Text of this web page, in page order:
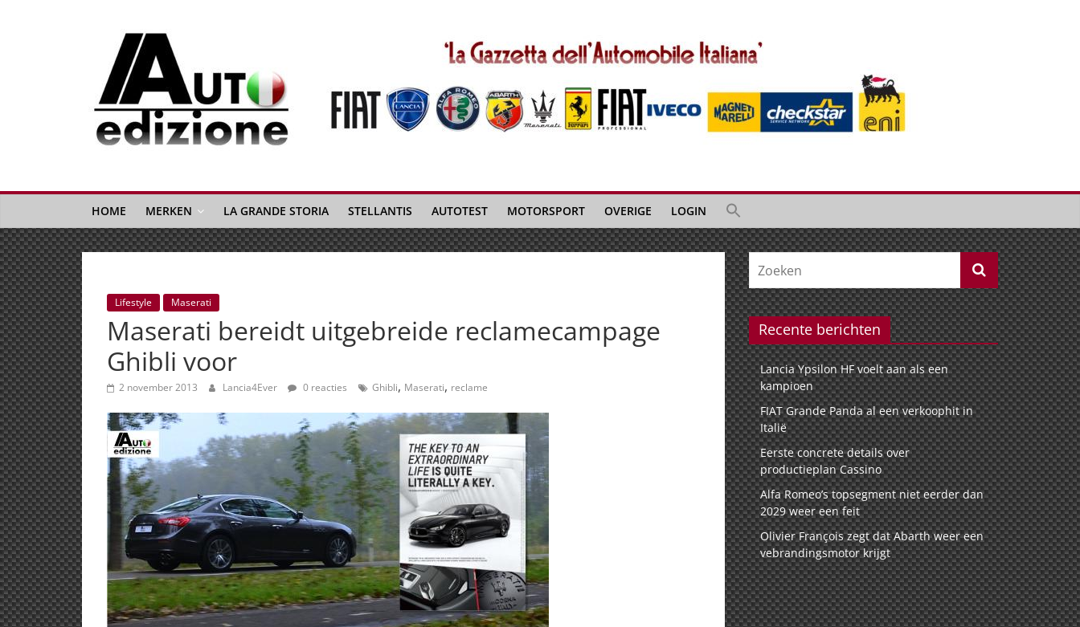
Auto
Edizione
La
Gazetta
dell'Automobile
Italiana
|
Italiaans
autonieuws
&
lifestyle
HOME MERKEN LA GRANDE STORIA STELLANTIS AUTOTEST MOTORSPORT OVERIGE LOGIN
Lifestyle Maserati
Maserati bereidt uitgebreide reclamecampage
Ghibli voor
2 november 2013 Lancia4Ever 0 reacties Ghibli, Maserati, reclame
Recente berichten
Lancia Ypsilon HF voelt aan als een
kampioen
FIAT Grande Panda al een verkoophit in
Italië
Eerste concrete details over
productieplan Cassino
Alfa Romeo’s topsegment niet eerder dan
2029 weer een feit
Olivier François zegt dat Abarth weer een
vebrandingsmotor krijgt